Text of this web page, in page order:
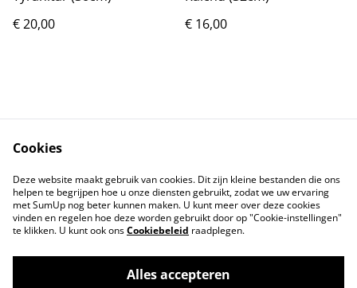
€ 20,00
€ 16,00
Contact
Voorwaarden
Privacybeleid
Cookiebeleid
Cookies
Deze website maakt gebruik van cookies. Dit zijn kleine bestanden die ons
helpen te begrijpen hoe u onze diensten gebruikt, zodat we uw ervaring
met SumUp nog beter kunnen maken. U kunt meer over deze cookies
vinden en regelen hoe deze worden gebruikt door op "Cookie-instellingen"
te klikken. U kunt ook onsCookiebeleid raadplegen.
Alles accepteren